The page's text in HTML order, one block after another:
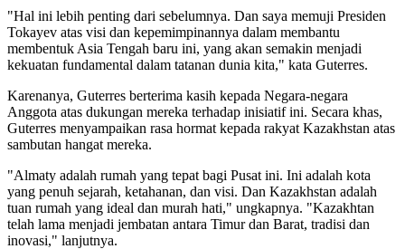
"Hal ini lebih penting dari sebelumnya. Dan saya memuji Presiden
Tokayev atas visi dan kepemimpinannya dalam membantu
membentuk Asia Tengah baru ini, yang akan semakin menjadi
kekuatan fundamental dalam tatanan dunia kita," kata Guterres.
Karenanya, Guterres berterima kasih kepada Negara-negara
Anggota atas dukungan mereka terhadap inisiatif ini. Secara khas,
Guterres menyampaikan rasa hormat kepada rakyat Kazakhstan atas
sambutan hangat mereka.
"Almaty adalah rumah yang tepat bagi Pusat ini. Ini adalah kota
yang penuh sejarah, ketahanan, dan visi. Dan Kazakhstan adalah
tuan rumah yang ideal dan murah hati," ungkapnya. "Kazakhtan
telah lama menjadi jembatan antara Timur dan Barat, tradisi dan
inovasi," lanjutnya.